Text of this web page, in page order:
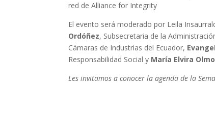
red de Alliance for Integrity
El evento será moderado por Leila
Ordóñez, Subsecretaria de la
Cámaras de Industrias del Ecuador,
Responsabilidad Social y María Elvira
Les invitamos a conocer la agenda de la